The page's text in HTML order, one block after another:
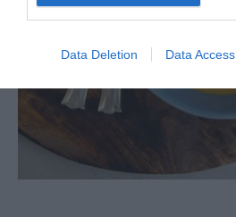
Data Deletion Data Access